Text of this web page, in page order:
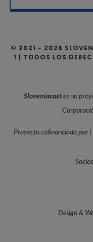
© 2021 - 2026
1 | TODOS LOS
Sloveniacastes un
Proyecto cofinanciado por
Design &